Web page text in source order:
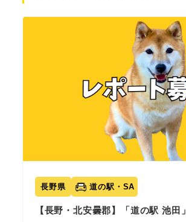
長野県 道の駅・SA
【長野・北安曇郡】「道の駅 池田」